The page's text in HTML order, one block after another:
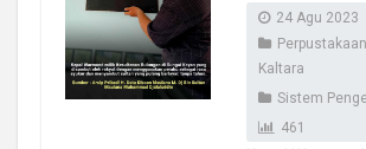
24 Agu 2023
Kaltara
Sistem
461